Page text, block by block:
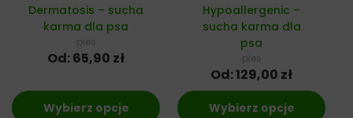
Dermatosis – sucha
karma dla psa
pies
Od:65,90 zł
Wybierz opcje
Hypoallergenic –
sucha karma dla
psa
pies
Od:129,00 zł
Wybierz opcje